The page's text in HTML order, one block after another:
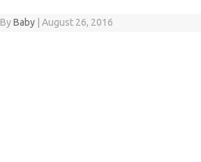
ByBaby August 26, 2016